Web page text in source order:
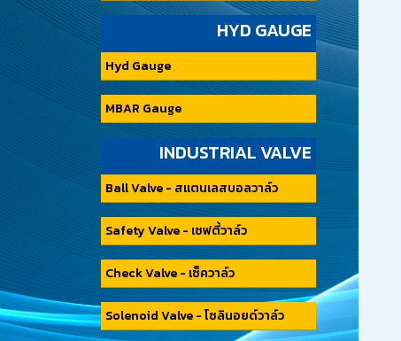
HYD GAUGE
Hyd Gauge
MBAR Gauge
INDUSTRIAL VALVE
Ball Valve - สแตนเลสบอลวาล์ว
Safety Valve - เซฟตี้วาล์ว
Check Valve - เซ็ควาล์ว
Solenoid Valve - โซลินอยด์วาล์ว